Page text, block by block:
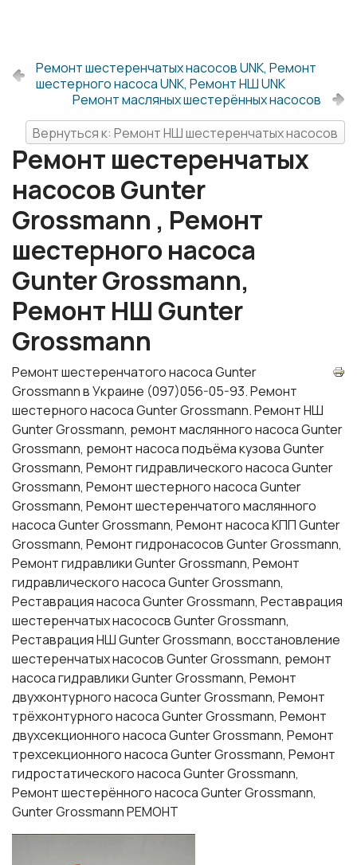
Ремонт шестеренчатых насосов UNK, Ремонт
шестерного насоса UNK, Ремонт НШ UNK
Ремонт масляных шестерённых насосов
Вернуться к: Ремонт НШ шестеренчатых насосов
Ремонт шестеренчатых
насосов Gunter
Grossmann , Ремонт
шестерного насоса
Gunter Grossmann,
Ремонт НШ Gunter
Grossmann
Ремонт шестеренчатого насоса Gunter
Grossmann в Украине (097)056-05-93. Ремонт
шестерного насоса Gunter Grossmann. Ремонт НШ
Gunter Grossmann, ремонт маслянного насоса Gunter
Grossmann, ремонт насоса подъёма кузова Gunter
Grossmann, Ремонт гидравлического насоса Gunter
Grossmann, Ремонт шестерного насоса Gunter
Grossmann, Ремонт шестеренчатого маслянного
насоса Gunter Grossmann, Ремонт насоса КПП Gunter
Grossmann, Ремонт гидронасосов Gunter Grossmann,
Ремонт гидравлики Gunter Grossmann, Ремонт
гидравлического насоса Gunter Grossmann,
Реставрация насоса Gunter Grossmann, Реставрация
шестеренчатых насососв Gunter Grossmann,
Реставрация НШ Gunter Grossmann, восстановление
шестеренчатых насосов Gunter Grossmann, ремонт
насоса гидравлики Gunter Grossmann, Ремонт
двухконтурного насоса Gunter Grossmann, Ремонт
трёхконтурного насоса Gunter Grossmann, Ремонт
двухсекционного насоса Gunter Grossmann, Ремонт
трехсекционного насоса Gunter Grossmann, Ремонт
гидростатического насоса Gunter Grossmann,
Ремонт шестерённого насоса Gunter Grossmann,
Gunter Grossmann РЕМОНТ